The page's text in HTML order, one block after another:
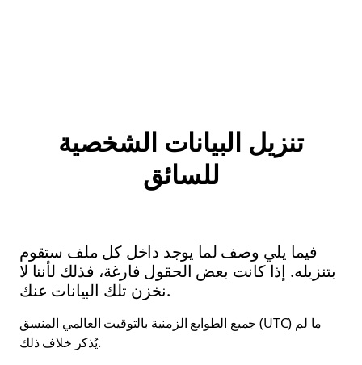
تنزيل البيانات الشخصية
للسائق
فيما يلي وصف لما يوجد داخل كل ملف ستقوم
بتنزيله. إذا كانت بعض الحقول فارغة، فذلك لأننا لا
نخزن تلك البيانات عنك.
جميع الطوابع الزمنية بالتوقيت العالمي المنسق (UTC) ما لم
يُذكر خلاف ذلك.